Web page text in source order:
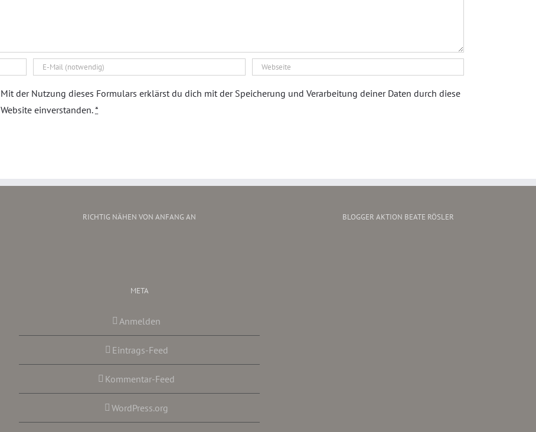
Mit der Nutzung dieses Formulars erklärst du dich mit der Speicherung und Verarbeitung deiner Daten durch diese
Website einverstanden.*
RICHTIG NÄHEN VON ANFANG AN
META
Anmelden
Eintrags-Feed
Kommentar-Feed
WordPress.org
BLOGGER AKTION BEATE RÖSLER